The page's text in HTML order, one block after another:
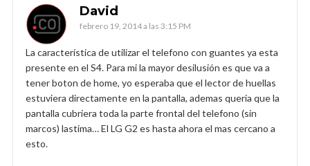
David
febrero 19, 2014 a las 3:15 PM
La característica de utilizar el telefono con guantes ya esta
presente en el S4. Para mi la mayor desilusión es que va a
tener boton de home, yo esperaba que el lector de huellas
estuviera directamente en la pantalla, ademas queria que la
pantalla cubriera toda la parte frontal del telefono (sin
marcos) lastima… El LG G2 es hasta ahora el mas cercano a
esto.